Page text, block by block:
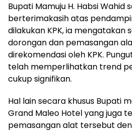
Bupati Mamuju H. Habsi Wahid
berterimakasih atas
dilakukan KPK, ia mengatakan
dorongan dan pemasangan
direkomendasi oleh KPK.
telah memperlihatkan trend
cukup signifikan.
Hal lain secara khusus Bupati
Grand Maleo Hotel yang juga
pemasangan alat tersebut